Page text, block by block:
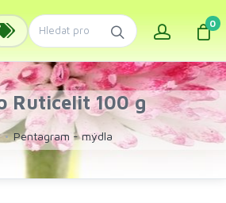
0
Ruticelit 100 g
Pentagram - mýdla